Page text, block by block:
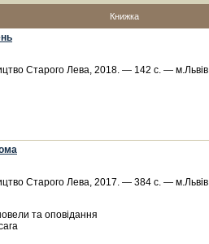
Книжка
Старого Лева, 2018. — 142 с. — м.Львів
Старого Лева, 2017. — 384 с. — м.Львів
та оповідання